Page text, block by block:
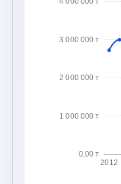
0,00 т
1 000 000 т
2 000 000 т
3 000 000 т
2012